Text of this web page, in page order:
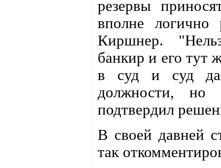
резервы
вполне логично
Киршнер.
банкир и его тут
в суд и суд
должности, но
подтвердил
В своей давней
так